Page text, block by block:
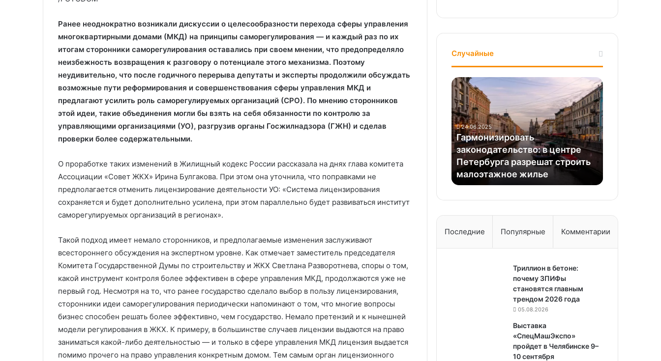
Ранее неоднократно возникали дискуссии о целесообразности перехода сферы управления
многоквартирными домами (МКД) на принципы саморегулирования — и каждый раз по их
итогам сторонники саморегулирования оставались при своем мнении, что предопределяло
неизбежность возвращения к разговору о потенциале этого механизма. Поэтому
неудивительно, что после годичного перерыва депутаты и эксперты продолжили обсуждать
возможные пути реформирования и совершенствования сферы управления МКД и
предлагают усилить роль саморегулируемых организаций (СРО). По мнению сторонников
этой идеи, такие объединения могли бы взять на себя обязанности по контролю за
управляющими организациями (УО), разгрузив органы Госжилнадзора (ГЖН) и сделав
проверки более содержательными.
О проработке таких изменений в Жилищный кодекс России рассказала на днях глава комитета
Ассоциации «Совет ЖКХ» Ирина Булгакова. При этом она уточнила, что поправками не
предполагается отменить лицензирование деятельности УО: «Система лицензирования
сохраняется и будет дополнительно усилена, при этом параллельно будет развиваться институт
саморегулируемых организаций в регионах».
Такой подход имеет немало сторонников, и предполагаемые изменения заслуживают
всестороннего обсуждения на экспертном уровне. Как отмечает заместитель председателя
Комитета Государственной Думы по строительству и ЖКХ Светлана Разворотнева, споры о том,
какой инструмент контроля более эффективен в сфере управления МКД, продолжаются уже не
первый год. Несмотря на то, что ранее государство сделало выбор в пользу лицензирования,
сторонники идеи саморегулирования периодически напоминают о том, что многие вопросы
бизнес способен решать более эффективно, чем государство. Немало претензий и к нынешней
модели регулирования в ЖКХ. К примеру, в большинстве случаев лицензии выдаются на право
заниматься какой-либо деятельностью — и только в сфере управления МКД лицензия выдается
помимо прочего на право управления конкретным домом. Тем самым орган лицензионного
Случайные
Гармонизировать
законодательство:
в
центре
Петербурга
разрешат
строить
малоэтажное
жилье
24.06.2025
Гармонизировать
законодательство: в центре
Петербурга разрешат строить
малоэтажное жилье
Последние Популярные Комментарии
Триллион в бетоне:
почему ЗПИФы
становятся главным
трендом 2026 года
05.08.2026
Выставка
«СпецМашЭкспо»
пройдет в Челябинске 9–
10 сентября